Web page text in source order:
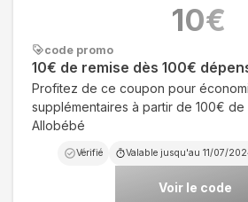
code promo
10€ de remise dès 100€
Profitez de ce coupon pour
supplémentaires à partir de 100€
Allobébé
Vérifié Valable jusqu'au 11/07/
Voir le code
10€